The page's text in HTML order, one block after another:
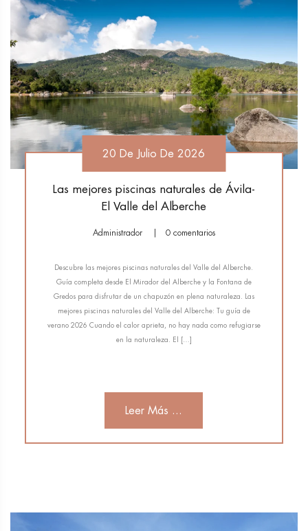
20 De Julio De 2026
Las mejores piscinas naturales de Ávila-
El Valle del Alberche
Administrador 0 comentarios
Descubre las mejores piscinas naturales del Valle del Alberche.
Guía completa desde El Mirador del Alberche y la Fontana de
Gredos para disfrutar de un chapuzón en plena naturaleza. Las
mejores piscinas naturales del Valle del Alberche: Tu guía de
verano 2026 Cuando el calor aprieta, no hay nada como refugiarse
en la naturaleza. El […]
Leer Más ...